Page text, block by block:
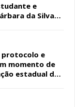
e
da Silva
protocolo e
momento de
estadual do